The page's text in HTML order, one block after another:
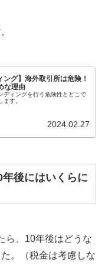
ング】海外取引所は危険！
な理由
ディングを行う危険性とどこで
す。
2024.02.27
後にはいくらに
ら、10年後はどうな
。（税金は考慮しな